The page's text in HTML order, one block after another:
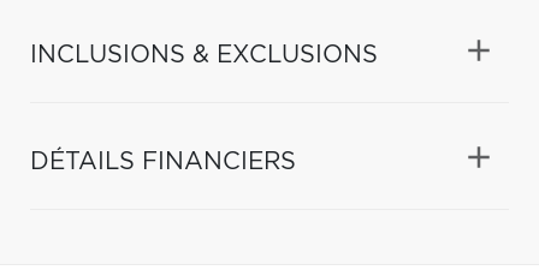
INCLUSIONS & EXCLUSIONS
DÉTAILS FINANCIERS